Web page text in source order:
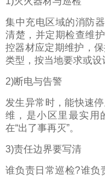
集中充电区域的消防
清楚，并定期检查维
控器材应定期维护，
类型，按当地要求或
2)断电与告警
发生异常时，能快速
维，是小区里最实用
在“出了事再灭”。
3)责任边界要写清
谁负责日常巡检?谁负